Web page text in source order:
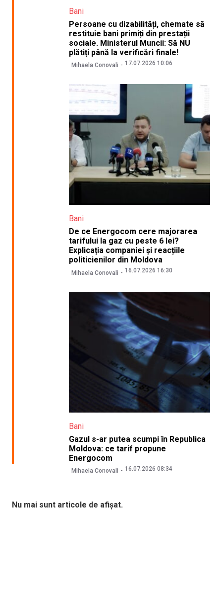
Bani
Persoane cu dizabilități, chemate să
restituie bani primiți din prestații
sociale. Ministerul Muncii: Să NU
plătiți până la verificări finale!
Mihaela Conovali 17.07.2026 10:06
Bani
De ce Energocom cere majorarea
tarifului la gaz cu peste 6 lei?
Explicația companiei și reacțiile
politicienilor din Moldova
Mihaela Conovali 16.07.2026 16:30
Bani
Gazul s-ar putea scumpi în Republica
Moldova: ce tarif propune
Energocom
Mihaela Conovali 16.07.2026 08:34
Nu mai sunt articole de afișat.